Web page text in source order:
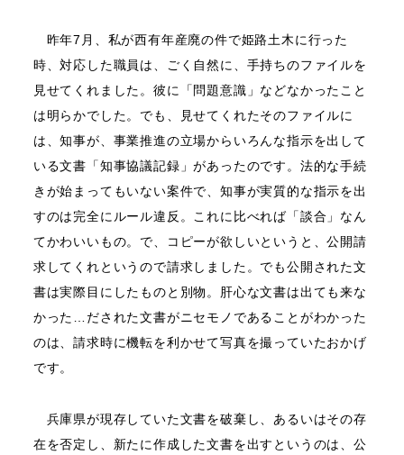
昨年7月、私が西有年産廃の件で姫路土木に行った
時、対応した職員は、ごく自然に、手持ちのファイルを
見せてくれました。彼に「問題意識」などなかったこと
は明らかでした。でも、見せてくれたそのファイルに
は、知事が、事業推進の立場からいろんな指示を出して
いる文書「知事協議記録」があったのです。法的な手続
きが始まってもいない案件で、知事が実質的な指示を出
すのは完全にルール違反。これに比べれば「談合」なん
てかわいいもの。で、コピーが欲しいというと、公開請
求してくれというので請求しました。でも公開された文
書は実際目にしたものと別物。肝心な文書は出ても来な
かった…だされた文書がニセモノであることがわかった
のは、請求時に機転を利かせて写真を撮っていたおかげ
です。
兵庫県が現存していた文書を破棄し、あるいはその存
在を否定し、新たに作成した文書を出すというのは、公